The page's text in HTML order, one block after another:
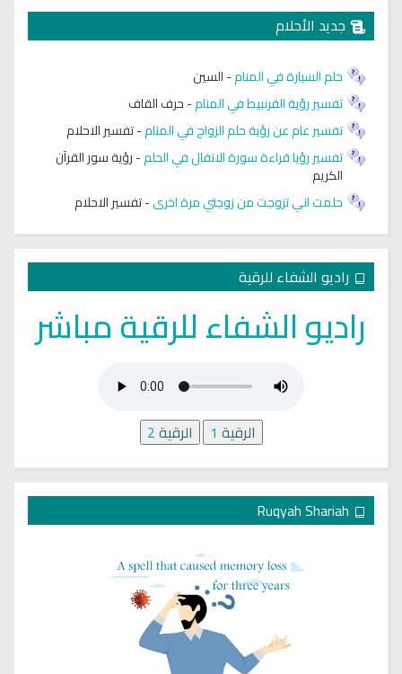
جديد الأحلام
حلم السيارة في المنام-السين
تفسير رؤية القرنبيط في المنام-حرف القاف
تفسير عام عن رؤية حلم الزواج في المنام-تفسير الاحلام
تفسير رؤيا قراءة سورة الانفال في الحلم-رؤية سور القرآن
الكريم
حلمت اني تزوجت من زوجتي مرة اخرى-تفسير الاحلام
راديو الشفاء للرقية
راديو الشفاء للرقية مباشر
الرقية 1 الرقية2